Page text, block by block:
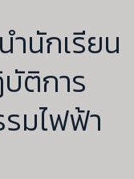
ำนักเรียน
ติการ
มไฟฟ้า